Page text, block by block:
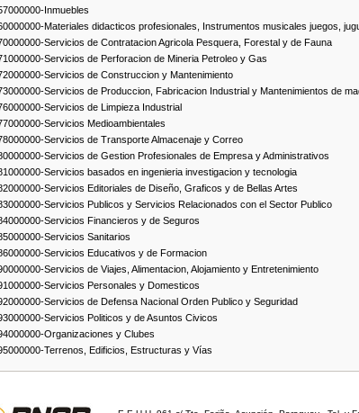
Inmuebles
Materiales didacticos profesionales, Instrumentos musicales juegos,
Servicios de Contratacion Agricola Pesquera, Forestal y de Fauna
Servicios de Perforacion de Mineria Petroleo y Gas
Servicios de Construccion y Mantenimiento
Servicios de Produccion, Fabricacion Industrial y Mantenimientos de
Servicios de Limpieza Industrial
Servicios Medioambientales
Servicios de Transporte Almacenaje y Correo
Servicios de Gestion Profesionales de Empresa y Administrativos
Servicios basados en ingenieria investigacion y tecnologia
Servicios Editoriales de Diseño, Graficos y de Bellas Artes
Servicios Publicos y Servicios Relacionados con el Sector Publico
Servicios Financieros y de Seguros
Servicios Sanitarios
Servicios Educativos y de Formacion
Servicios de Viajes, Alimentacion, Alojamiento y Entretenimiento
Servicios Personales y Domesticos
Servicios de Defensa Nacional Orden Publico y Seguridad
Servicios Politicos y de Asuntos Civicos
Organizaciones y Clubes
Terrenos, Edificios, Estructuras y Vías